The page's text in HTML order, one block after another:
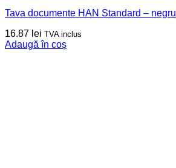
Tava documente HAN Standard – negru
16.87 lei TVA inclus
Adaugă în coș